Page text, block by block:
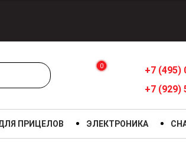
0
+7 (495)
+7 (929)
ПРИЦЕЛОВ ЭЛЕКТРОНИКА